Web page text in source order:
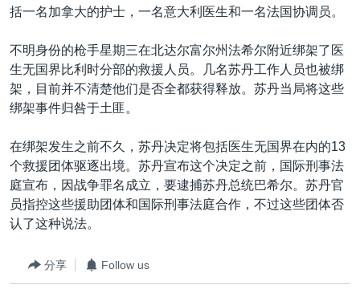
导
航
转
到
印太
中东
欧洲
非洲
全球议题
经济·金融·贸易
人权·法律·宗教
科教·文娱·体健
军事
环境
美中关系
热点专题
白宫要闻
国会报道
美国建国250周年
埃博拉疫情
美国之音专访
VOA视频
VOA今日焦点
关注我们
其他语言网站
括一名加拿大的护士，一名意大利医生和一名法国协调员。
不明身份的枪手星期三在北达尔富尔州法希尔附近绑架了医
生无国界比利时分部的救援人员。几名苏丹工作人员也被绑
架，目前并不清楚他们是否全都获得释放。苏丹当局将这些
绑架事件归咎于土匪。
在绑架发生之前不久，苏丹决定将包括医生无国界在内的13
个救援团体驱逐出境。苏丹宣布这个决定之前，国际刑事法
庭宣布，因战争罪名成立，要逮捕苏丹总统巴希尔。苏丹官
员指控这些援助团体和国际刑事法庭合作，不过这些团体否
认了这种说法。
分享 Follow us